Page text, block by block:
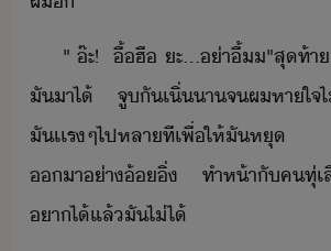
"​ ​๊ะ​!​ ​ ​ื้ฮื​ ​ะ​...​่าื​้​​"​สุท้า
ั​า​ไ้​ ​ ​จู​ั​เิ่า​จ​ผ​หาใ
ั​เเร​ๆ​ไป​หลา​ที​เพื่ให้​ั​หุ
า​่า​้ิ่​ ​ทำ​ห้า​ั​ค​ทุ​่​เ
าไ้​แล้​ั​ไ่ไ้